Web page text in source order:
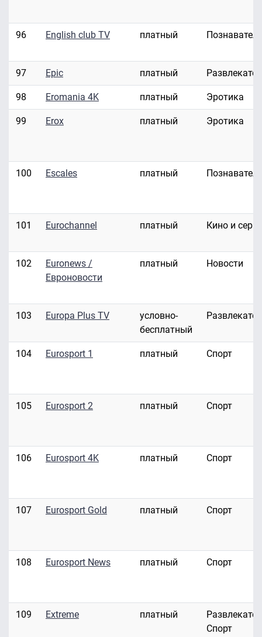
96 English club TV платный
97 Epic платный
98 Eromania 4K платный Эротика
99 Erox платный Эротика
100 Escales платный
101 Eurochannel платный Кино и
102
Euronews /
Евроновости
платный Новости
103 Europa Plus TV
условно-
бесплатный
104 Eurosport 1 платный Спорт
105 Eurosport 2 платный Спорт
106 Eurosport 4K платный Спорт
107 Eurosport Gold платный Спорт
108 Eurosport News платный Спорт
109 Extreme платный
Спорт